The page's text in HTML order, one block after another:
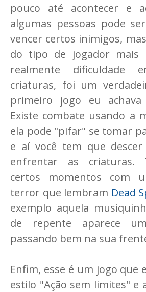
pouco até acontecer e
algumas pessoas pode
vencer certos inimigos,
do tipo de jogador mais
realmente dificuldade
criaturas, foi um
primeiro jogo eu
Existe combate usando a
ela pode "pifar" se tomar
e aí você tem que
enfrentar as criaturas.
certos momentos com
terror que lembram Dead
exemplo aquela
de repente aparece
passando bem na sua
Enfim, esse é um jogo que
estilo "Ação sem limites" e